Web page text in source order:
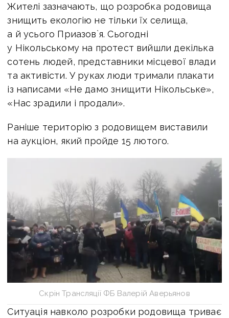
Жителі зазначають, що розробка родовища
знищить екологію не тільки їх селища,
а й усього Приазов`я. Сьогодні
у Нікольському на протест вийшли декілька
сотень людей, представники місцевої влади
та активісти. У руках люди тримали плакати
із написами «Не дамо знищити Нікольське»,
«Нас зрадили і продали».
Раніше територію з родовищем виставили
на аукціон, який пройде 15 лютого.
Скрін Трансляції ФБ Валерій Аверьянов
Ситуація навколо розробки родовища триває